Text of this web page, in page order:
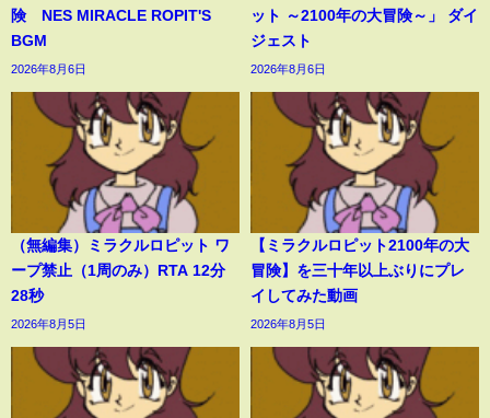
険 NES MIRACLE ROPIT'S
BGM
2026年8月6日
ット ～2100年の大冒険～」 ダイ
ジェスト
2026年8月6日
（無編集）ミラクルロピット ワ
ープ禁止（1周のみ）RTA 12分
28秒
2026年8月5日
【ミラクルロピット2100年の大
冒険】を三十年以上ぶりにプレ
イしてみた動画
2026年8月5日